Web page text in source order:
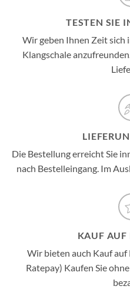
TESTEN SIE
Wir geben Ihnen Zeit sich
Klangschale
Die Bestellung erreicht Sie
nach Bestelleingang. Im
KAUF AUF
Wir bieten auch Kauf auf
Ratepay) Kaufen Sie